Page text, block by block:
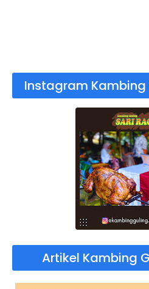
Instagram Kambing
Artikel Kambing